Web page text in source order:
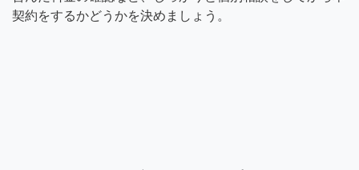
契約をするかどうかを決めましょう。